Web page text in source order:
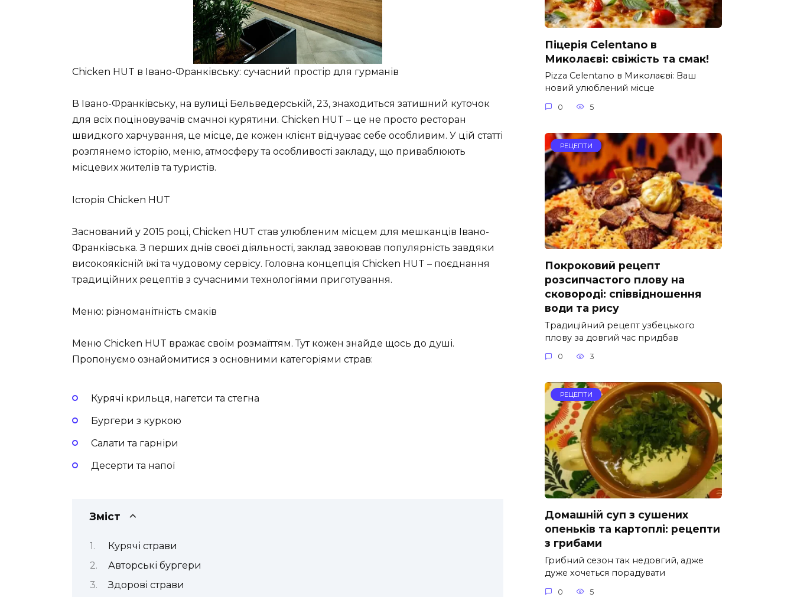
Chicken HUT в Івано-Франківську: сучасний простір для гурманів
В Івано-Франківську, на вулиці Бельведерській, 23, знаходиться затишний куточок
для всіх поціновувачів смачної курятини. Chicken HUT – це не просто ресторан
швидкого харчування, це місце, де кожен клієнт відчуває себе особливим. У цій статті
розглянемо історію, меню, атмосферу та особливості закладу, що приваблюють
місцевих жителів та туристів.
Історія Chicken HUT
Заснований у 2015 році, Chicken HUT став улюбленим місцем для мешканців Івано-
Франківська. З перших днів своєї діяльності, заклад завоював популярність завдяки
високоякісній їжі та чудовому сервісу. Головна концепція Chicken HUT – поєднання
традиційних рецептів з сучасними технологіями приготування.
Меню: різноманітність смаків
Меню Chicken HUT вражає своїм розмаїттям. Тут кожен знайде щось до душі.
Пропонуємо ознайомитися з основними категоріями страв:
Курячі крильця, нагетси та стегна
Бургери з куркою
Салати та гарніри
Десерти та напої
Зміст
Курячі страви
Авторські бургери
Здорові страви
Піцерія Celentano в
Миколаєві: свіжість та смак!
Pizza Celentano в Миколаєві: Ваш
новий улюблений місце
0 5
РЕЦЕПТИ
Покроковий рецепт
розсипчастого плову на
сковороді: співвідношення
води та рису
Традиційний рецепт узбецького
плову за довгий час придбав
0 3
РЕЦЕПТИ
Домашній суп з сушених
опеньків та картоплі: рецепти
з грибами
Грибний сезон так недовгий, адже
дуже хочеться порадувати
0 5